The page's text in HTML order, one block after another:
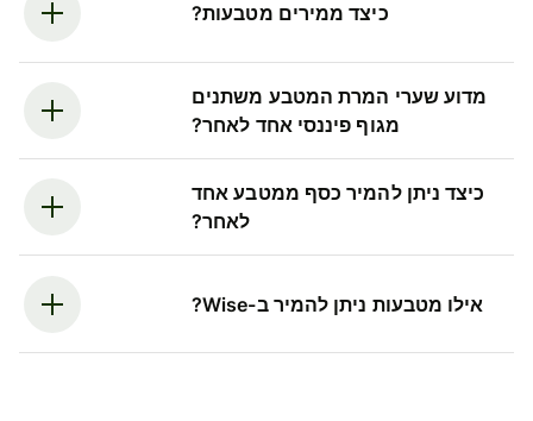
כיצד ממירים מטבעות?
מדוע שערי המרת המטבע משתנים
מגוף פיננסי אחד לאחר?
כיצד ניתן להמיר כסף ממטבע אחד
לאחר?
אילו מטבעות ניתן להמיר ב-Wise?